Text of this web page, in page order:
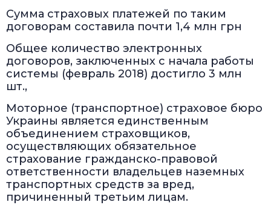
Сумма страховых платежей по таким
договорам составила почти 1,4 млн грн
Общее количество электронных
договоров, заключенных с начала работы
системы (февраль 2018) достигло 3 млн
шт.,
Моторное (транспортное) страховое бюро
Украины является единственным
объединением страховщиков,
осуществляющих обязательное
страхование гражданско-правовой
ответственности владельцев наземных
транспортных средств за вред,
причиненный третьим лицам.